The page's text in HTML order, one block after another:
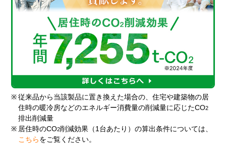
※ 従来品から当該製品に置き換えた場合の、住宅や建築物の居
住時の暖冷房などのエネルギー消費量の削減量に応じたCO2
排出削減量
※ 居住時のCO2削減効果（1台あたり）の算出条件については、
こちら をご覧ください。